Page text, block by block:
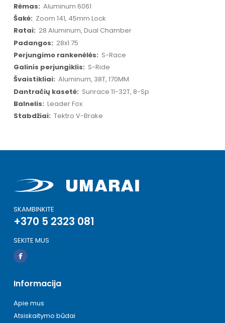
Daugiau
informacijos
Aluminum 6061
Zoom 141, 45mm Lock
28 Aluminum, Dual Chamber
28x1.75
S-Race
S-Ride
Aluminum, 38T, 170MM
Sunrace 11-32T, 8-Sp
Leader Fox
Tektro V-Brake
SKAMBINKITE
+370 5 2323 081
SEKITE MUS
Informacija
Apie mus
Atsiskaitymo būdai